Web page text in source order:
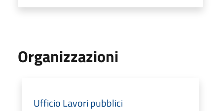
Organizzazioni
Ufficio Lavori pubblici